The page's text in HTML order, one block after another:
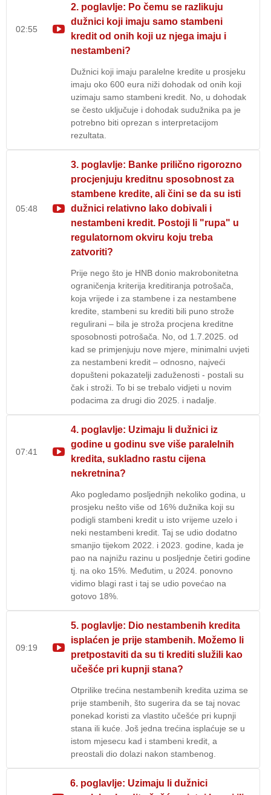
02:55
2. poglavlje: Po čemu se razlikuju
dužnici koji imaju samo stambeni
kredit od onih koji uz njega imaju i
nestambeni?
Dužnici koji imaju paralelne kredite u prosjeku
imaju oko 600 eura niži dohodak od onih koji
uzimaju samo stambeni kredit. No, u dohodak
se često uključuje i dohodak sudužnika pa je
potrebno biti oprezan s interpretacijom
rezultata.
05:48
3. poglavlje: Banke prilično rigorozno
procjenjuju kreditnu sposobnost za
stambene kredite, ali čini se da su isti
dužnici relativno lako dobivali i
nestambeni kredit. Postoji li "rupa" u
regulatornom okviru koju treba
zatvoriti?
Prije nego što je HNB donio makrobonitetna
ograničenja kriterija kreditiranja potrošača,
koja vrijede i za stambene i za nestambene
kredite, stambeni su krediti bili puno strože
regulirani – bila je stroža procjena kreditne
sposobnosti potrošača. No, od 1.7.2025. od
kad se primjenjuju nove mjere, minimalni uvjeti
za nestambeni kredit – odnosno, najveći
dopušteni pokazatelji zaduženosti - postali su
čak i stroži. To bi se trebalo vidjeti u novim
podacima za drugi dio 2025. i nadalje.
07:41
4. poglavlje: Uzimaju li dužnici iz
godine u godinu sve više paralelnih
kredita, sukladno rastu cijena
nekretnina?
Ako pogledamo posljednjih nekoliko godina, u
prosjeku nešto više od 16% dužnika koji su
podigli stambeni kredit u isto vrijeme uzelo i
neki nestambeni kredit. Taj se udio dodatno
smanjio tijekom 2022. i 2023. godine, kada je
pao na najnižu razinu u posljednje četiri godine
tj. na oko 15%. Međutim, u 2024. ponovno
vidimo blagi rast i taj se udio povećao na
gotovo 18%.
09:19
5. poglavlje: Dio nestambenih kredita
isplaćen je prije stambenih. Možemo li
pretpostaviti da su ti krediti služili kao
učešće pri kupnji stana?
Otprilike trećina nestambenih kredita uzima se
prije stambenih, što sugerira da se taj novac
ponekad koristi za vlastito učešće pri kupnji
stana ili kuće. Još jedna trećina isplaćuje se u
istom mjesecu kad i stambeni kredit, a
preostali dio dolazi nakon stambenog.
6. poglavlje: Uzimaju li dužnici